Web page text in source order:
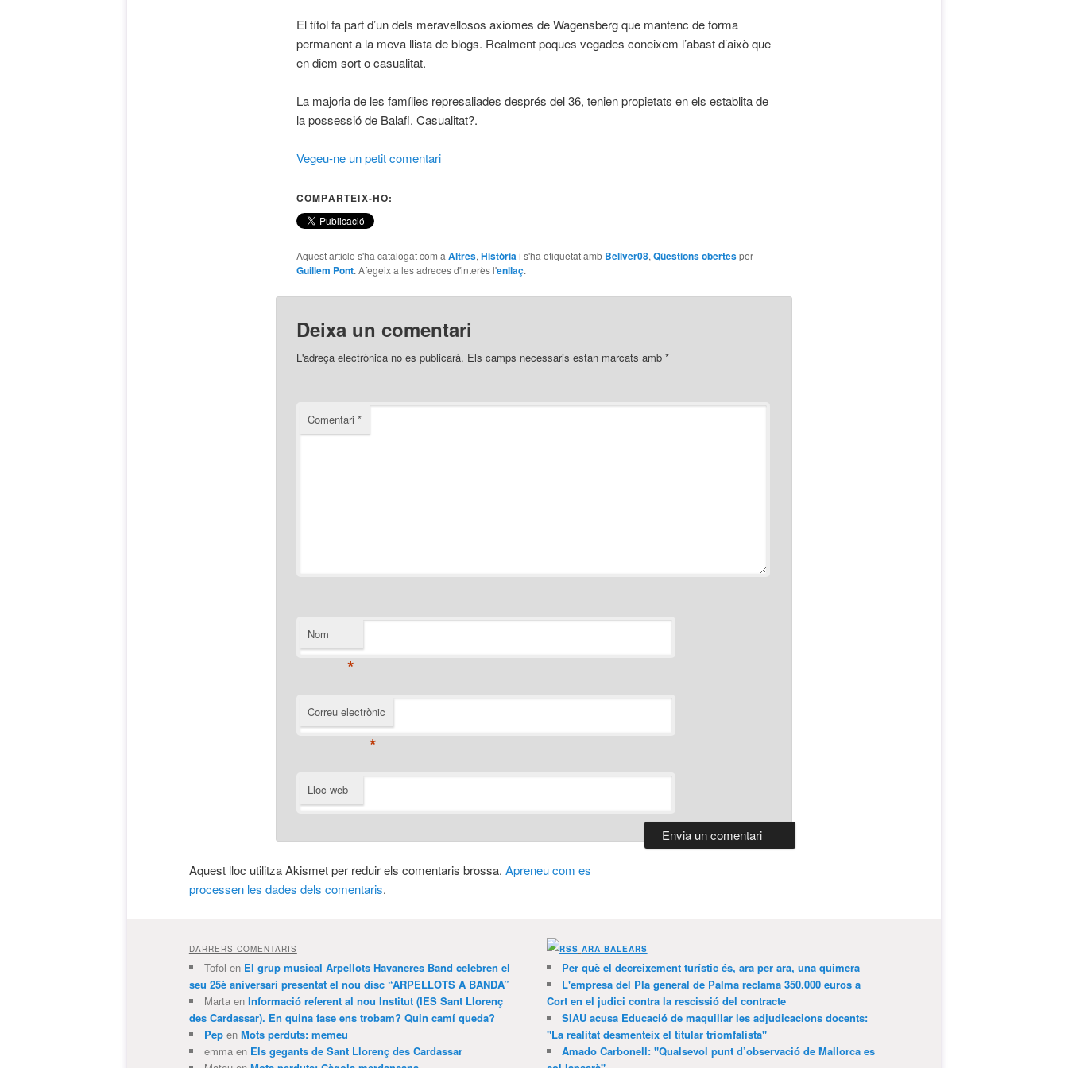
El títol fa part d’un dels meravellosos axiomes de Wagensberg que mantenc de forma
permanent a la meva llista de blogs. Realment poques vegades coneixem l’abast d’això que
en diem sort o casualitat.
La majoria de les famílies represaliades després del 36, tenien propietats en els establita de
la possessió de Balafi. Casualitat?.
Vegeu-ne un petit comentari
COMPARTEIX-HO:
Aquest article s'ha catalogat com a Altres, Històriai s'ha etiquetat amb Bellver08, Qüestions obertesper
Guillem Pont. Afegeix a les adreces d'interès l'enllaç.
Deixa un comentari
L'adreça electrònica no es publicarà. Els camps necessaris estan marcats amb *
Comentari *
Nom
*
Correu electrònic
*
Lloc web
Aquest lloc utilitza Akismet per reduir els comentaris brossa. Apreneu com es
processen les dades dels comentaris.
DARRERS COMENTARIS
Tofol en El grup musical Arpellots Havaneres Band celebren el
seu 25è aniversari presentat el nou disc “ARPELLOTS A BANDA”
Martaen Informació referent al nou Institut (IES Sant Llorenç
des Cardassar). En quina fase ens trobam? Quin camí queda?
Pepen Mots perduts: memeu
emmaen Els gegants de Sant Llorenç des Cardassar
ARA BALEARS
Per què el decreixement turístic és, ara per ara, una quimera
L'empresa del Pla general de Palma reclama 350.000 euros a
Cort en el judici contra la rescissió del contracte
SIAU acusa Educació de maquillar les adjudicacions docents:
"La realitat desmenteix el titular triomfalista"
Amado Carbonell: "Qualsevol punt d’observació de Mallorca es